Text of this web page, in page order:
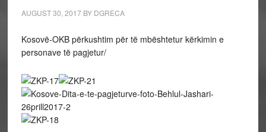
AUGUST 30, 2017BY DGRECA
Kosovë-OKB përkushtim për të mbështetur kërkimin e
personave të pagjetur/